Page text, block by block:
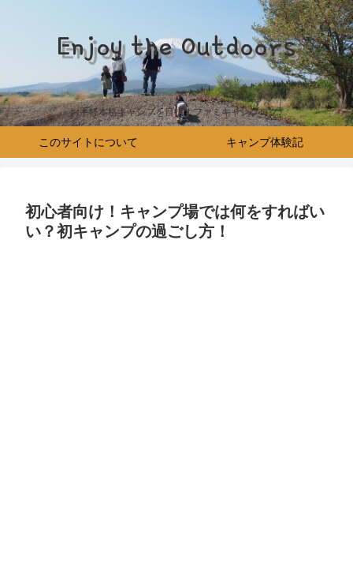
Enjoy the Outdoors
お手軽本格キャンプを目指すファミキャンブログ♪
このサイトについて キャンプ体験記
初心者向け！キャンプ場では何をすればい
い？初キャンプの過ごし方！